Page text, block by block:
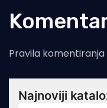
Pravila komentiranja